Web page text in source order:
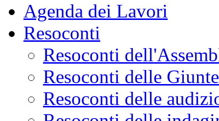
Agenda dei Lavori
Resoconti
Resoconti
Resoconti delle
Resoconti delle